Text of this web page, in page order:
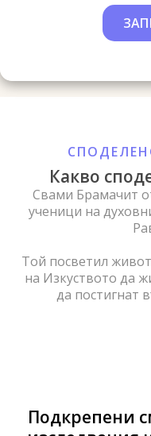
Какво
Свами Брамачит
ученици на
Той посветил
на Изкуството да
да постигнат
Подкрепени